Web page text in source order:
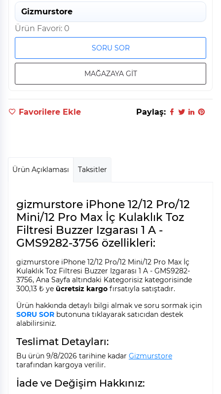
Gizmurstore
Ürün Favori: 0
SORU SOR
MAĞAZAYA GİT
Favorilere Ekle Paylaş:
Ürün Açıklaması Taksitler
gizmurstore iPhone 12/12 Pro/12
Mini/12 Pro Max İç Kulaklık Toz
Filtresi Buzzer Izgarası 1 A -
GMS9282-3756 özellikleri:
gizmurstore iPhone 12/12 Pro/12 Mini/12 Pro Max İç
Kulaklık Toz Filtresi Buzzer Izgarası 1 A - GMS9282-
3756, Ana Sayfa altındaki Kategorisiz kategorisinde
300,13 ₺ ye ücretsiz kargo fırsatıyla satıştadır.
Ürün hakkında detaylı bilgi almak ve soru sormak için
SORU SOR butonuna tıklayarak satıcıdan destek
alabilirsiniz.
Teslimat Detayları:
Bu ürün 9/8/2026 tarihine kadar Gizmurstore
tarafından kargoya verilir.
İade ve Değişim Hakkınız: